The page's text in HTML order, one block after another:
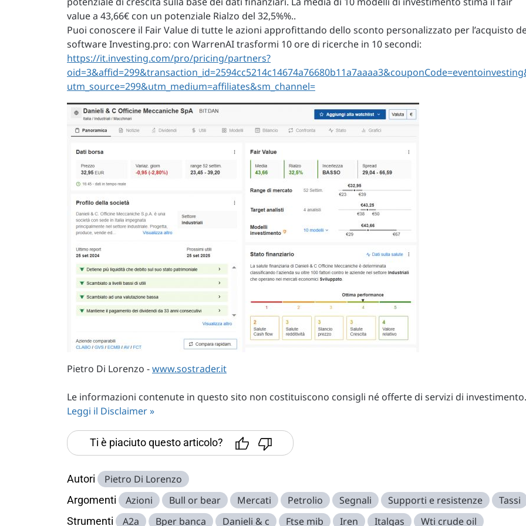
value a 43,66€ con un potenziale Rialzo del 32,5%%..
Puoi conoscere il Fair Value di tutte le azioni approfittando dello sconto personalizzato per l’acquisto
software Investing.pro: con WarrenAI trasformi 10 ore di ricerche in 10 secondi:
https://it.investing.com/pro/pricing/partners?
utm_source=299&utm_medium=affiliates&sm_channel=
Pietro Di Lorenzo -www.sostrader.it
Le informazioni contenute in questo sito non costituiscono consigli né offerte di servizi di investimento.
Leggi il Disclaimer »
Ti è piaciuto questo articolo?
Autori Pietro Di Lorenzo
Argomenti Azioni Bull or bear Mercati Petrolio Segnali Supporti e resistenze Tassi
Strumenti A2a Bper banca Danieli & c Ftse mib Iren Italgas Wti crude oil